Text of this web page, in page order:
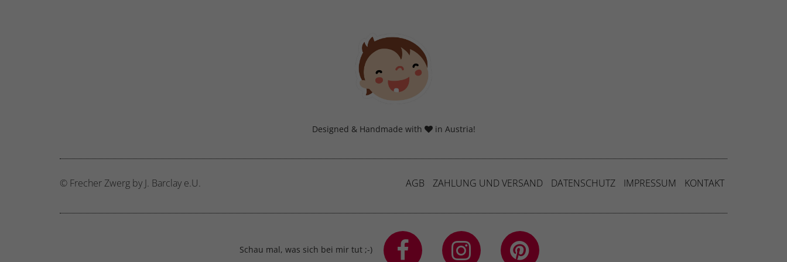
Designed & Handmade with in Austria!
© Frecher Zwerg by J. Barclay e.U. AGB ZAHLUNG UND VERSAND DATENSCHUTZ IMPRESSUM KONTAKT
Schau mal, was sich bei mir tut ;-)
Inhalte von Videoplattformen und Social-Media-Plattformen werden standardmäßig
blockiert. Wenn Cookies von externen Medien akzeptiert werden, bedarf der Zugriff auf
diese Inhalte keiner manuellen Einwilligung mehr.